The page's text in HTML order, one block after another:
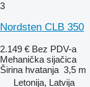
3
Nordsten CLB 350
2.149 € Bez PDV-a
Mehanička sijačica
Širina hvatanja 3,5 m
Letonija, Latvija